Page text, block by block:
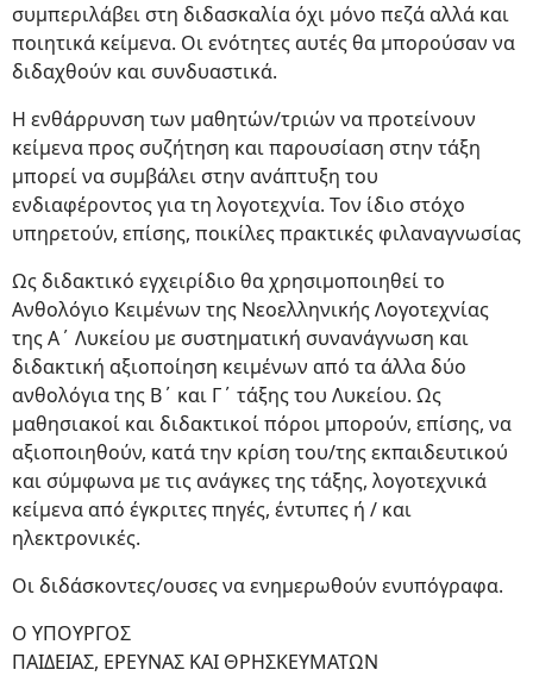
συμπεριλάβει στη διδασκαλία όχι μόνο πεζά αλλά και
ποιητικά κείμενα. Οι ενότητες αυτές θα μπορούσαν να
διδαχθούν και συνδυαστικά.
Η ενθάρρυνση των μαθητών/τριών να προτείνουν
κείμενα προς συζήτηση και παρουσίαση στην τάξη
μπορεί να συμβάλει στην ανάπτυξη του
ενδιαφέροντος για τη λογοτεχνία. Τον ίδιο στόχο
υπηρετούν, επίσης, ποικίλες πρακτικές φιλαναγνωσίας
Ως διδακτικό εγχειρίδιο θα χρησιμοποιηθεί το
Ανθολόγιο Κειμένων της Νεοελληνικής Λογοτεχνίας
της Α΄ Λυκείου με συστηματική συνανάγνωση και
διδακτική αξιοποίηση κειμένων από τα άλλα δύο
ανθολόγια της Β΄ και Γ΄ τάξης του Λυκείου. Ως
μαθησιακοί και διδακτικοί πόροι μπορούν, επίσης, να
αξιοποιηθούν, κατά την κρίση του/της εκπαιδευτικού
και σύμφωνα με τις ανάγκες της τάξης, λογοτεχνικά
κείμενα από έγκριτες πηγές, έντυπες ή / και
ηλεκτρονικές.
Οι διδάσκοντες/ουσες να ενημερωθούν ενυπόγραφα.
Ο ΥΠΟΥΡΓΟΣ
ΠΑΙΔΕΙΑΣ, ΕΡΕΥΝΑΣ ΚΑΙ ΘΡΗΣΚΕΥΜΑΤΩΝ